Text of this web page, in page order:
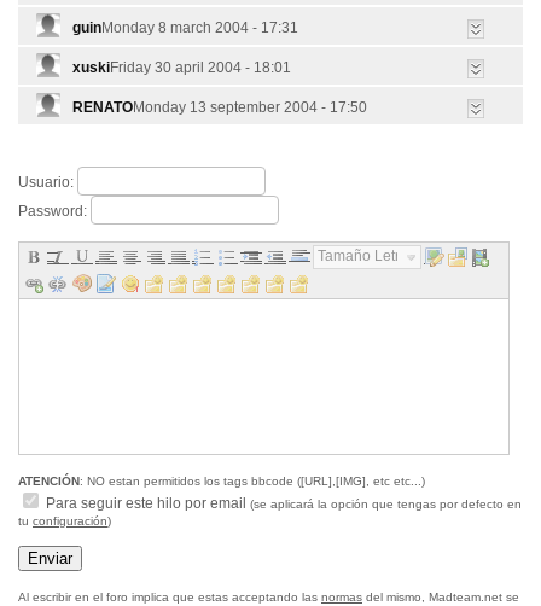
guinMonday 8 march 2004 - 17:31
xuskiFriday 30 april 2004 - 18:01
RENATOMonday 13 september 2004 - 17:50
Usuario:
Password:
Tamaño Letra...
ATENCIÓN: NO estan permitidos los tags bbcode ([URL],[IMG], etc etc...)
Para seguir este hilo por email
(se aplicará la opción que tengas por defecto en
tu configuración)
Al escribir en el foro implica que estas acceptando las normas del mismo, Madteam.net se